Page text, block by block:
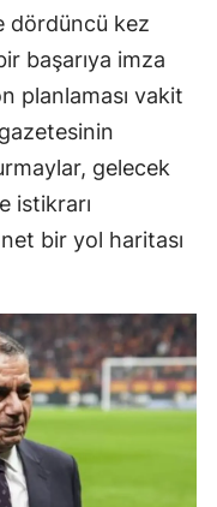
dördüncü kez
başarıya imza
planlaması vakit
gelecek
istikrarı
bir yol haritası